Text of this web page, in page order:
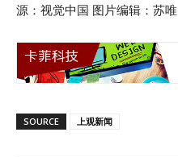
源：视觉中国 图片编辑：苏唯
SOURCE 上观新闻